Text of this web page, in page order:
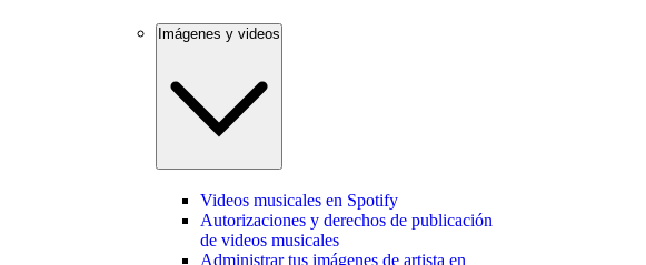
Imágenes y videos
Videos musicales en Spotify
Autorizaciones y derechos de publicación
de videos musicales
Administrar tus imágenes de artista en